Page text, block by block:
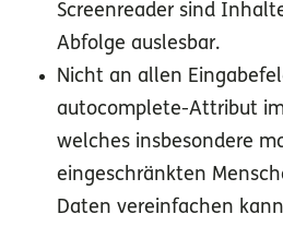
Screenreader sind
Abfolge auslesbar.
Nicht an allen
autocomplete-Attribut
welches insbesondere
eingeschränkten
Daten vereinfachen